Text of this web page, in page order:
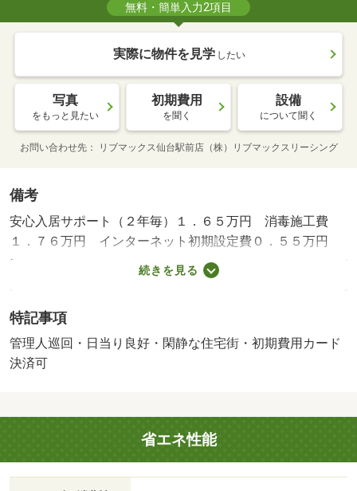
無料・簡単入力2項目
実際に物件を見学 したい
写真
をもっと見たい
初期費用
を聞く
設備
について聞く
お問い合わせ先 リブマックス仙台駅前店（株）リブマックスリーシング
備考
安心入居サポート（２年毎）１．６５万円 消毒施工費
１．７６万円 インターネット初期設定費０．５５万円
カードキー設定費０．５５万円／更新料 １６５００円／
保証会社利用必：初回保証料賃料等の１００％・月額引落
家０２年０ヶ月／事務所利用不可／■内見代行・写真撮影
／動画撮影／ＷＥＢ契約等来店不要でご契約可能です。お
気軽にご相談下さい■／バストイレ別／バルコニー／エア
置／陽当り良好／シューズボックス／システムキッチン／
南向き／追焚機能浴室／温水洗浄便座／脱衣所／洗面所独
立／洗面化粧台／２口コンロ／駐輪場／宅配ボックス／閑
静な住宅地／敷金不要／全居室収納／全居室洋室／カード
続きを見る
特記事項
管理人巡回・日当り良好・閑静な住宅街・初期費用カード
決済可
省エネ性能